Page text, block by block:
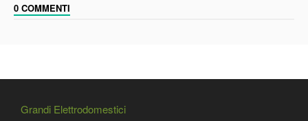
0 COMMENTI
Grandi Elettrodomestici